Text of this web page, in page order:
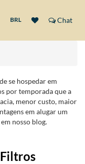
BRL Chat
se hospedar em
por temporada que a
menor custo, maior
em alugar um
nosso blog.